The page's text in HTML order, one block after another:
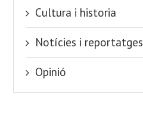
Cultura i historia
Notícies i reportatges
Opinió